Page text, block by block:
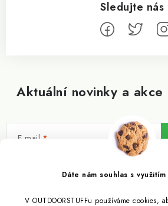
Dáte nám souhlas s
V OUTDOORSTUFFu používáme cookies,
Aktuální novinky a akce
E-mail
Vložením e-mailu souhlasíte spodmínkami